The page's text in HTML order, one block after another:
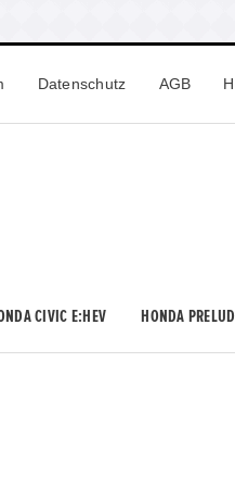
Datenschutz AGB
CIVIC E:HEV HONDA